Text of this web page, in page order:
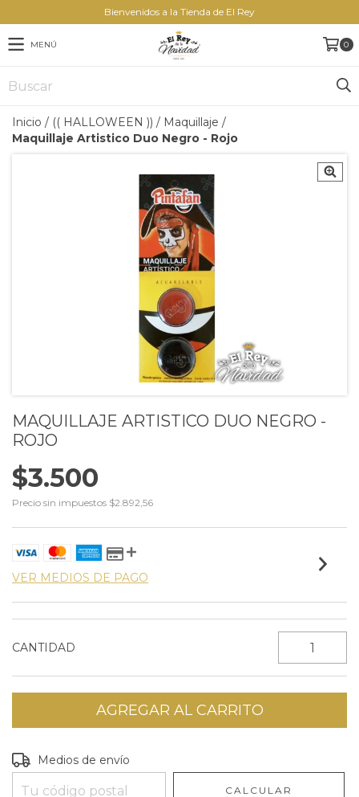
Bienvenidos a la Tienda de El Rey
MENÚ 0
Inicio / (( HALLOWEEN )) / Maquillaje /
Maquillaje Artistico Duo Negro - Rojo
MAQUILLAJE ARTISTICO DUO NEGRO -
ROJO
$3.500
Precio sin impuestos $2.892,56
VER MEDIOS DE PAGO
CANTIDAD
Entregas para el CP:
Medios de envío
CALCULAR